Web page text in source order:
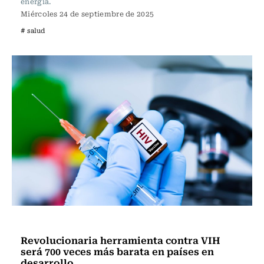
Miércoles 24 de septiembre de 2025
# salud
Revolucionaria herramienta contra VIH
será 700 veces más barata en países en